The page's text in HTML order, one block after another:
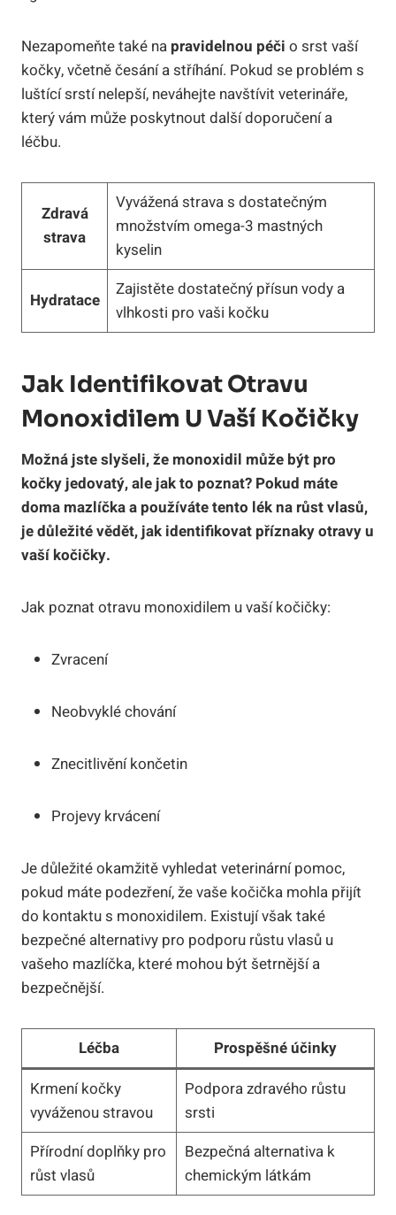
Nezapomeňte také na pravidelnou péči o srst vaší
kočky, včetně česání a stříhání. Pokud se problém s
luštící srstí nelepší, neváhejte navštívit veterináře,
který vám může poskytnout další doporučení a
léčbu.
Zdravá
strava
Vyvážená strava s dostatečným
množstvím omega-3 mastných
kyselin
Hydratace
Zajistěte dostatečný přísun vody a
vlhkosti pro vaši kočku
Jak Identifikovat Otravu
Monoxidilem U Vaší Kočičky
Možná jste slyšeli, že monoxidil může být pro
kočky jedovatý, ale jak to poznat? Pokud máte
doma mazlíčka a používáte tento lék na růst vlasů,
je důležité vědět, jak identifikovat příznaky otravy u
vaší kočičky.
Jak poznat otravu monoxidilem u vaší kočičky:
Zvracení
Neobvyklé chování
Znecitlivění končetin
Projevy krvácení
Je důležité okamžitě vyhledat veterinární pomoc,
pokud máte podezření, že vaše kočička mohla přijít
do kontaktu s monoxidilem. Existují však také
bezpečné alternativy pro podporu růstu vlasů u
vašeho mazlíčka, které mohou být šetrnější a
bezpečnější.
Léčba
Prospěšné účinky
Krmení kočky
vyváženou stravou
Podpora zdravého růstu
srsti
Přírodní doplňky pro
růst vlasů
Bezpečná alternativa k
chemickým látkám